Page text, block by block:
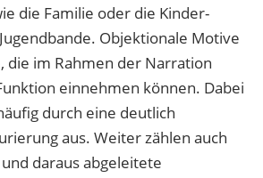
die Familie oder die Kinder-
Objektionale Motive
die im Rahmen der Narration
einnehmen können. Dabei
durch eine deutlich
aus. Weiter zählen auch
daraus abgeleitete